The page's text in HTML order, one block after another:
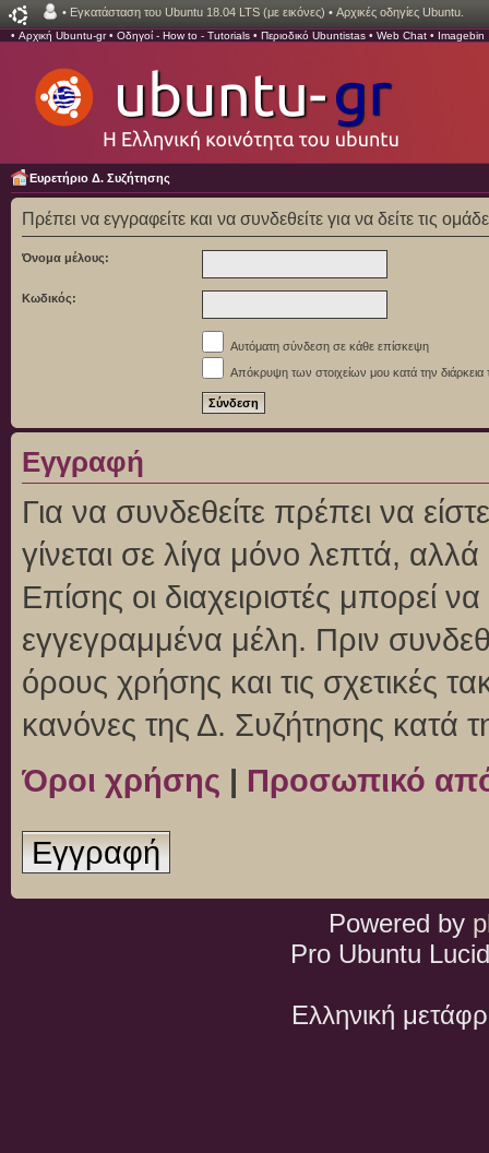
• Εγκατάσταση του Ubuntu 18.04 LTS (με εικόνες) • Αρχικές οδηγίες Ubuntu.
• Αρχική Ubuntu-gr• Οδηγοί - How to - Tutorials • Περιοδικό Ubuntistas • Web Chat • Imagebin
Ευρετήριο Δ. Συζήτησης
Πρέπει να εγγραφείτε και να συνδεθείτε για να δείτε τις
Όνομα μέλους:
Κωδικός:
Αυτόματη σύνδεση σε κάθε επίσκεψη
Απόκρυψη των στοιχείων μου κατά την διάρκεια
Εγγραφή
Για να συνδεθείτε πρέπει να
γίνεται σε λίγα μόνο λεπτά,
Επίσης οι διαχειριστές μπορεί
εγγεγραμμένα μέλη. Πριν
όρους χρήσης και τις σχετικές
κανόνες της Δ. Συζήτησης κατά
Όροι χρήσης | Προσωπικό
Εγγραφή
Powered by
Pro Ubuntu
Ελληνική